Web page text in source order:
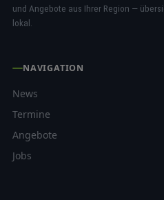
und Angebote aus Ihrer Region —
lokal.
NAVIGATION
News
Termine
Angebote
Jobs